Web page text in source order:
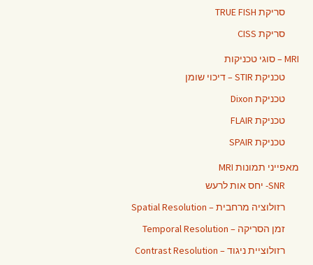
סריקת TRUE FISH
סריקת CISS
MRI – סוגי טכניקות
טכניקת STIR – דיכוי שומן
טכניקת Dixon
טכניקת FLAIR
טכניקת SPAIR
מאפייני תמונות MRI
SNR- יחס אות לרעש
רזולוציה מרחבית – Spatial Resolution
זמן הסריקה – Temporal Resolution
רזולוציית ניגוד – Contrast Resolution